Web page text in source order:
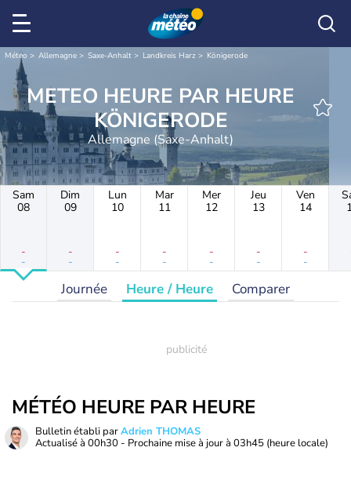
Météo Allemagne Saxe-Anhalt Landkreis Harz Königerode
METEO HEURE PAR HEURE
KÖNIGERODE
Allemagne (Saxe-Anhalt)
Sam
08
-
-
Dim
09
-
-
Lun
10
-
-
Mar
11
-
-
Mer
12
-
-
Jeu
13
-
-
Ven
14
-
-
Journée Heure / Heure Comparer
MÉTÉO HEURE PAR HEURE
Bulletin établi parAdrien THOMAS
Actualisé à 00h30 - Prochaine mise à jour à 03h45 (heure locale)